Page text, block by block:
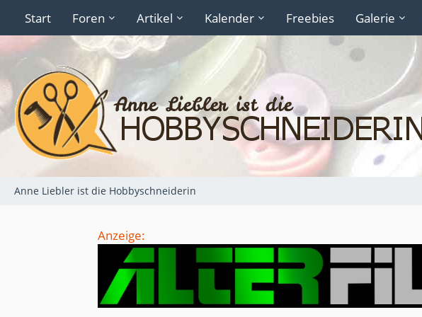
Start Foren Artikel Kalender Freebies Galerie
Anne Liebler ist die Hobbyschneiderin
Anzeige: